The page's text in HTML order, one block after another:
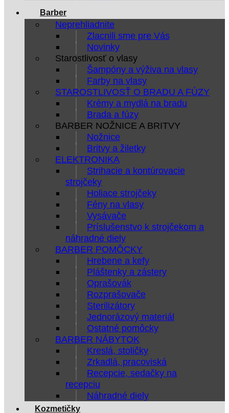
Barber
Neprehliadnite
Zlacnili sme pre Vás
Novinky
Starostlivosť o vlasy
Šampóny a výživa na vlasy
Farby na vlasy
STAROSTLIVOSŤ O BRADU A FÚZY
Krémy a mydlá na bradu
Brada a fúzy
BARBER NOŽNICE A BRITVY
Nožnice
Britvy a žiletky
ELEKTRONIKA
Strihacie a kontúrovacie
strojčeky
Holiace strojčeky
Fény na vlasy
Vysávače
Príslušenstvo k strojčekom a
náhradné diely
BARBER POMÔCKY
Hrebene a kefy
Pláštenky a zástery
Oprašovák
Rozprašovače
Sterilizátory
Jednorázový materiál
Ostatné pomôcky
BARBER NÁBYTOK
Kreslá, stoličky
Zrkadlá, pracoviská
Recepcie, sedačky na
recepciu
Náhradné diely
Kozmetičky